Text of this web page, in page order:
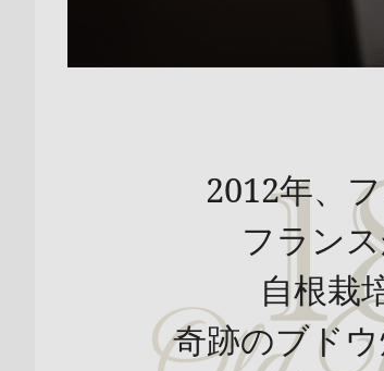
2012年、
フラン
自根栽
奇跡のブド